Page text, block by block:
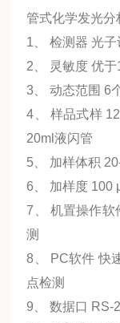
管式化学发光
1、 检测器 光
2、 灵敏度 优
3、 动态范围 6
4、 样品式样
20ml液闪管
5、 加样体积
6、 加样度 100
7、 机置操作软
测
8、 PC软件 快
点检测
9、 数据口 RS-